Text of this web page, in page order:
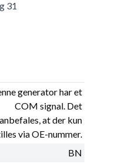
31
generator har et
COM signal. Det
anbefales, at der kun
via OE-nummer.
BN